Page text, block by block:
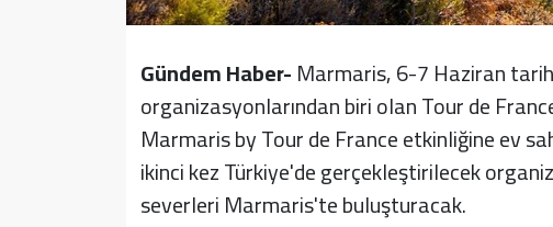
Gündem Haber-Marmaris, 6-7 Haziran
organizasyonlarından biri olan Tour de
Marmaris by Tour de France etkinliğine ev
ikinci kez Türkiye'de gerçekleştirilecek
severleri Marmaris'te buluşturacak.